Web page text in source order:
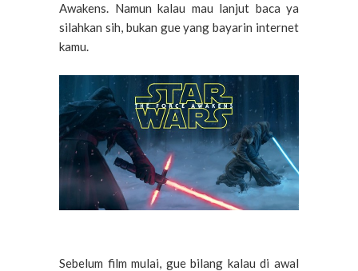
Awakens. Namun kalau mau lanjut baca ya
silahkan sih, bukan gue yang bayarin internet
kamu.
Sebelum film mulai, gue bilang kalau di awal